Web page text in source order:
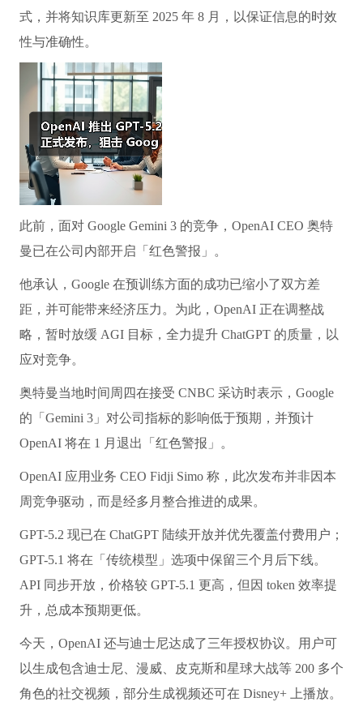
式，并将知识库更新至 2025 年 8 月，以保证信息的时效
性与准确性。
此前，面对 Google Gemini 3 的竞争，OpenAI CEO 奥特
曼已在公司内部开启「红色警报」。
他承认，Google 在预训练方面的成功已缩小了双方差
距，并可能带来经济压力。为此，OpenAI 正在调整战
略，暂时放缓 AGI 目标，全力提升 ChatGPT 的质量，以
应对竞争。
奥特曼当地时间周四在接受 CNBC 采访时表示，Google
的「Gemini 3」对公司指标的影响低于预期，并预计
OpenAI 将在 1 月退出「红色警报」。
OpenAI 应用业务 CEO Fidji Simo 称，此次发布并非因本
周竞争驱动，而是经多月整合推进的成果。
GPT-5.2 现已在 ChatGPT 陆续开放并优先覆盖付费用户；
GPT-5.1 将在「传统模型」选项中保留三个月后下线。
API 同步开放，价格较 GPT-5.1 更高，但因 token 效率提
升，总成本预期更低。
今天，OpenAI 还与迪士尼达成了三年授权协议。用户可
以生成包含迪士尼、漫威、皮克斯和星球大战等 200 多个
角色的社交视频，部分生成视频还可在 Disney+ 上播放。